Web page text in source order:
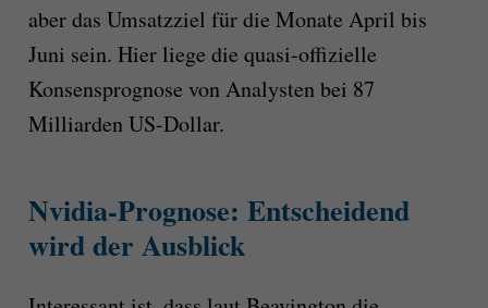
aber das Umsatzziel für die Monate April bis
Juni sein. Hier liege die quasi-offizielle
Konsensprognose von Analysten bei 87
Milliarden US-Dollar.
Nvidia-Prognose: Entscheidend
wird der Ausblick